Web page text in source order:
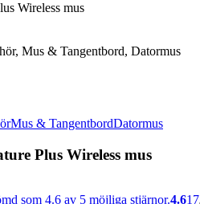
Wireless mus
Mus & Tangentbord, Datormus
Mus & TangentbordDatormus
Plus Wireless mus
som 4.6 av 5 möjliga stjärnor.4.617